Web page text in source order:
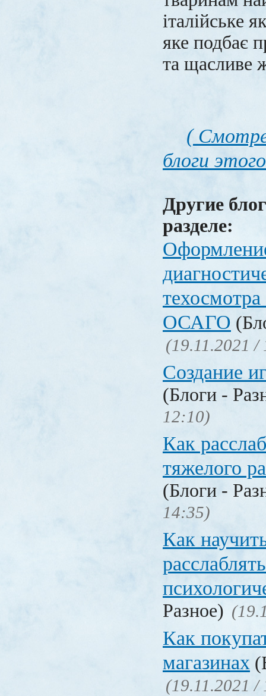
італійське
яке подбає
та щасливе
(
блоги
Другие
разделе:
ОСАГО
(19.11.2021 /
Создание
(Блоги -
12:10)
Как
тяжелого
(Блоги -
14:35)
Как
Разное)
Как
магазинах
(19.11.2021 /